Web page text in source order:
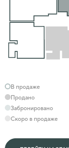
В продаже
Продано
Забронировано
Скоро в продаже